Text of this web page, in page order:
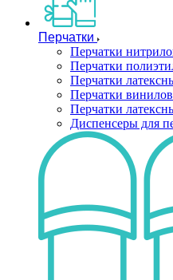
Перчатки
Перчатки
Перчатки
Перчатки
Перчатки
Перчатки
Диспенсеры для